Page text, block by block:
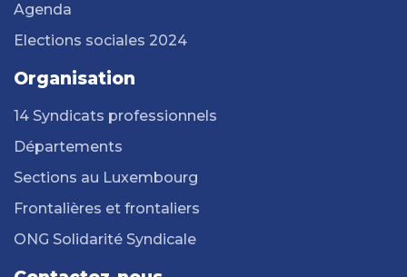
Agenda
Elections sociales 2024
Organisation
14 Syndicats professionnels
Départements
Sections au Luxembourg
Frontalières et frontaliers
ONG Solidarité Syndicale